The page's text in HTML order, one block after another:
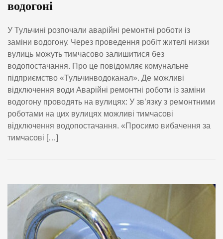
водогоні
У Тульчині розпочали аварійні ремонтні роботи із
заміни водогону. Через проведення робіт жителі низки
вулиць можуть тимчасово залишитися без
водопостачання. Про це повідомляє комунальне
підприємство «Тульчинводоканал». Де можливі
відключення води Аварійні ремонтні роботи із заміни
водогону проводять на вулицях: У зв’язку з ремонтними
роботами на цих вулицях можливі тимчасові
відключення водопостачання. «Просимо вибачення за
тимчасові […]